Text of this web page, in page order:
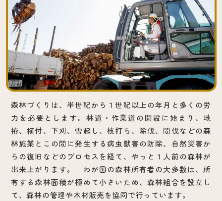
森林づくりは、半世紀から１世紀以上の年月と多くの労
力を必要とします。林道・作業道の開設に始まり、地
拵、植付、下刈、雪起し、枝打ち、除伐、間伐などの森
林施業とこの間に発生する病虫獣害の防除、自然災害か
らの復旧などのプロセスを経て、やっと１人前の森林が
出来上がります。 わが国の森林所有者の大多数は、所
有する森林面積が極めて小さいため、森林組合を設立し
て、森林の管理や木材販売を協同で行っています。